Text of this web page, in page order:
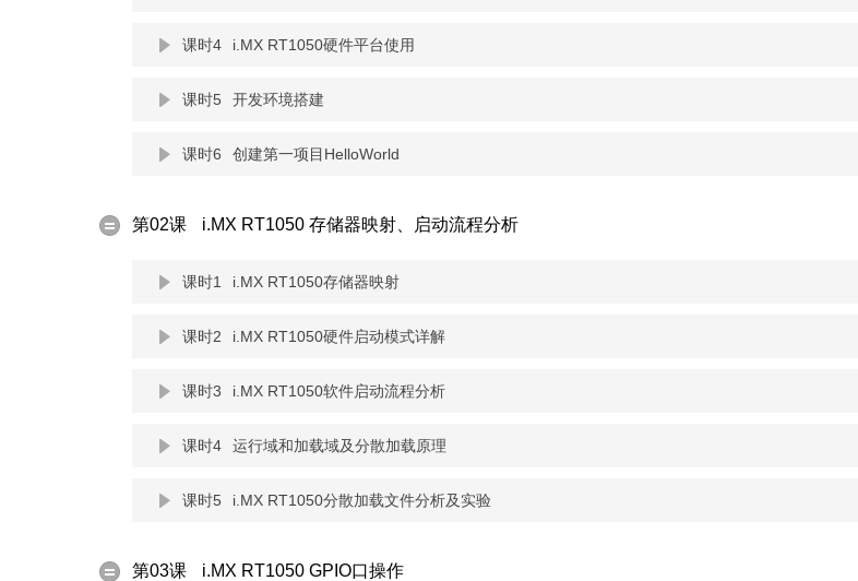
课时4 i.MX RT1050硬件平台使用
课时5 开发环境搭建
课时6 创建第一项目HelloWorld
第02课 i.MX RT1050 存储器映射、启动流程分析
课时1 i.MX RT1050存储器映射
课时2 i.MX RT1050硬件启动模式详解
课时3 i.MX RT1050软件启动流程分析
课时4 运行域和加载域及分散加载原理
课时5 i.MX RT1050分散加载文件分析及实验
第03课 i.MX RT1050 GPIO口操作